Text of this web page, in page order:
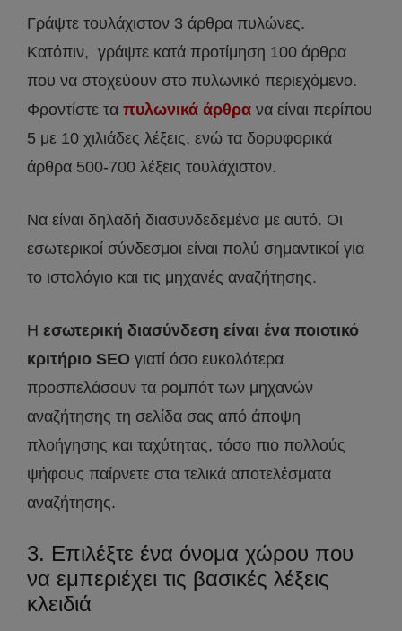
Γράψτε τουλάχιστον 3 άρθρα πυλώνες.
Κατόπιν, γράψτε κατά προτίμηση 100 άρθρα
που να στοχεύουν στο πυλωνικό περιεχόμενο.
Φροντίστε τα πυλωνικά άρθρα να είναι περίπου
5 με 10 χιλιάδες λέξεις, ενώ τα δορυφορικά
άρθρα 500-700 λέξεις τουλάχιστον.
Να είναι δηλαδή διασυνδεδεμένα με αυτό. Οι
εσωτερικοί σύνδεσμοι είναι πολύ σημαντικοί για
το ιστολόγιο και τις μηχανές αναζήτησης.
Η εσωτερική διασύνδεση είναι ένα ποιοτικό
κριτήριο SEO γιατί όσο ευκολότερα
προσπελάσουν τα ρομπότ των μηχανών
αναζήτησης τη σελίδα σας από άποψη
πλοήγησης και ταχύτητας, τόσο πιο πολλούς
ψήφους παίρνετε στα τελικά αποτελέσματα
αναζήτησης.
3. Επιλέξτε ένα όνομα χώρου που
να εμπεριέχει τις βασικές λέξεις
κλειδιά